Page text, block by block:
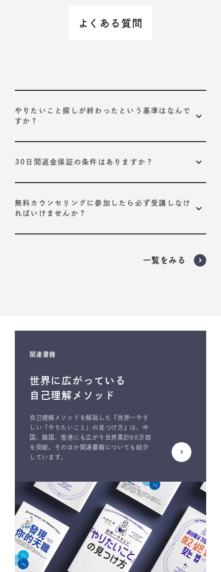
よくある質問
やりたいこと探しが終わったという基準はなんで
すか？
プログラムで定められている、10STEPそれぞれの合
お客様自身が導き出された「やりたいこと」に納得感
を持っていること
30日間返金保証の条件はありますか？
受講開始から30日以内に担当コーチにお申し出くださ
い。
無料カウンセリングに参加したら必ず受講しなけ
ればいけませんか？
一覧をみる
関連書籍
世界に広がっている
自己理解メソッド
自己理解メソッドを解説した『世界一やさ
しい「やりたいこと」の見つけ方』は、中
国、韓国、香港にも広がり世界累計60万部
を突破。そのほか関連書籍についても紹介
しています。